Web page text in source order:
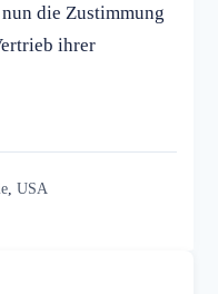
die Zustimmung
ihrer
USA